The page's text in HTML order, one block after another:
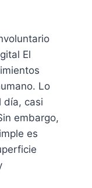
El
Lo
día, casi
embargo,
es